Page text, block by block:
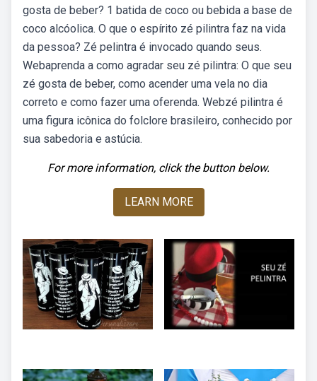
gosta de beber? 1 batida de coco ou bebida a base de
coco alcóolica. O que o espírito zé pilintra faz na vida
da pessoa? Zé pelintra é invocado quando seus.
Webaprenda a como agradar seu zé pilintra: O que seu
zé gosta de beber, como acender uma vela no dia
correto e como fazer uma oferenda. Webzé pilintra é
uma figura icônica do folclore brasileiro, conhecido por
sua sabedoria e astúcia.
For more information, click the button below.
LEARN MORE